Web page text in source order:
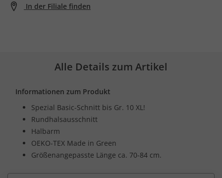
In der Filiale finden
Alle Details zum Artikel
Informationen zum Produkt
Spezial Basic-Schnitt bis Gr. 10 XL!
Rundhalsausschnitt
Halbarm
OEKO-TEX Made in Green
Größenangepasste Länge ca. 70-84 cm.